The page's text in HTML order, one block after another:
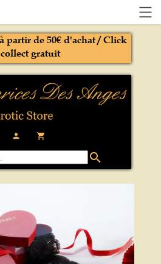
person local_grocery_store
partir de 50€ d'achat / Click
gratuit
search